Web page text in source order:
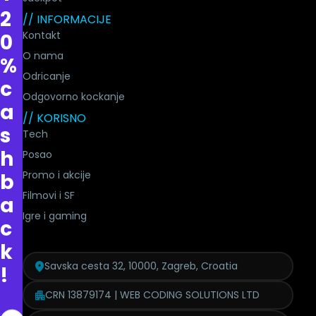
2
0
%
c
a
s
h
b
a
c
k
!
// INFORMACIJE
Kontakt
O nama
Odricanje
Odgovorno kockanje
// KORISNO
Tech
Posao
Promo i akcije
Filmovi i SF
Igre i gaming
Savska cesta 32, 10000, Zagreb, Croatia
CRN 13879174 | WEB CODING SOLUTIONS LTD